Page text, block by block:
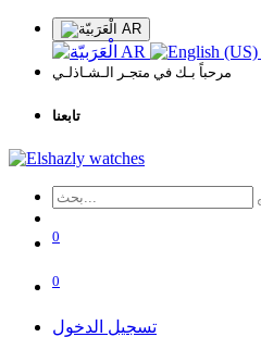
AR
AR
مرحباً بـك في متجـر الـشـاذلـي
تابعنا
0
0
تسجيل الدخول